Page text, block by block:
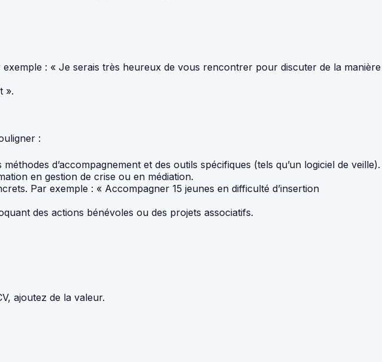
: « Je serais très heureux de vous rencontrer pour discuter de la manière
».
:
d’accompagnement et des outils spécifiques (tels qu’un logiciel de veille).
en gestion de crise ou en médiation.
Par exemple : « Accompagner 15 jeunes en difficulté d’insertion
des actions bénévoles ou des projets associatifs.
ajoutez de la valeur.